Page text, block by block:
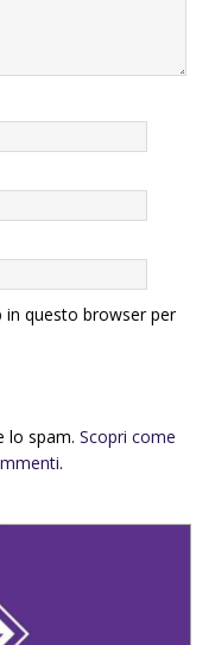
in questo browser per
lo spam. Scopri come
.